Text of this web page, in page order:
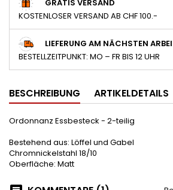
GRATIS VERSAND
KOSTENLOSER VERSAND AB CHF 100.-
LIEFERUNG AM NÄCHSTEN
BESTELLZEITPUNKT: MO – FR BIS 12 UHR
BESCHREIBUNG ARTIKELDETAILS
Ordonnanz Essbesteck - 2-teilig
Bestehend aus: Löffel und Gabel
Chromnickelstahl 18/10
Oberfläche: Matt